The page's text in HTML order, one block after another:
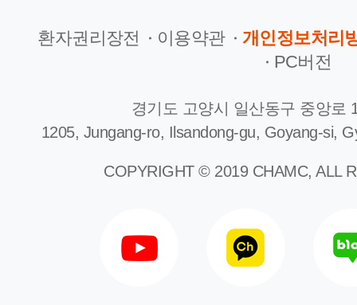
환자권리장전 이용약관
개인정보처리
PC버전
경기도 고양시 일산동구 중앙로
1205, Jungang-ro, Ilsandong-gu, Goyang-si,
COPYRIGHT © 2019 CHAMC, ALL